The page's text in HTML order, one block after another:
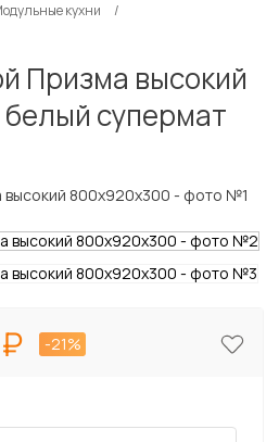
кухни
Призма высокий
супермат
-21%